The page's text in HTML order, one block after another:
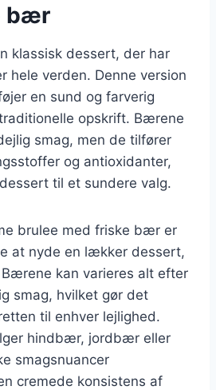
bær
klassisk dessert, der har
hele verden. Denne version
en sund og farverig
opskrift. Bærene
smag, men de tilfører
og antioxidanter,
til et sundere valg.
brulee med friske bær er
at nyde en lækker dessert,
kan varieres alt efter
smag, hvilket gør det
til enhver lejlighed.
hindbær, jordbær eller
smagsnuancer
cremede konsistens af